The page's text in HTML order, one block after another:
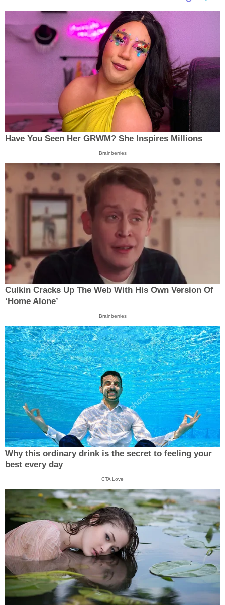
Have You Seen Her GRWM? She Inspires Millions
Brainberries
Culkin Cracks Up The Web With His Own Version Of
‘Home Alone’
Brainberries
Why this ordinary drink is the secret to feeling your
best every day
CTA Love